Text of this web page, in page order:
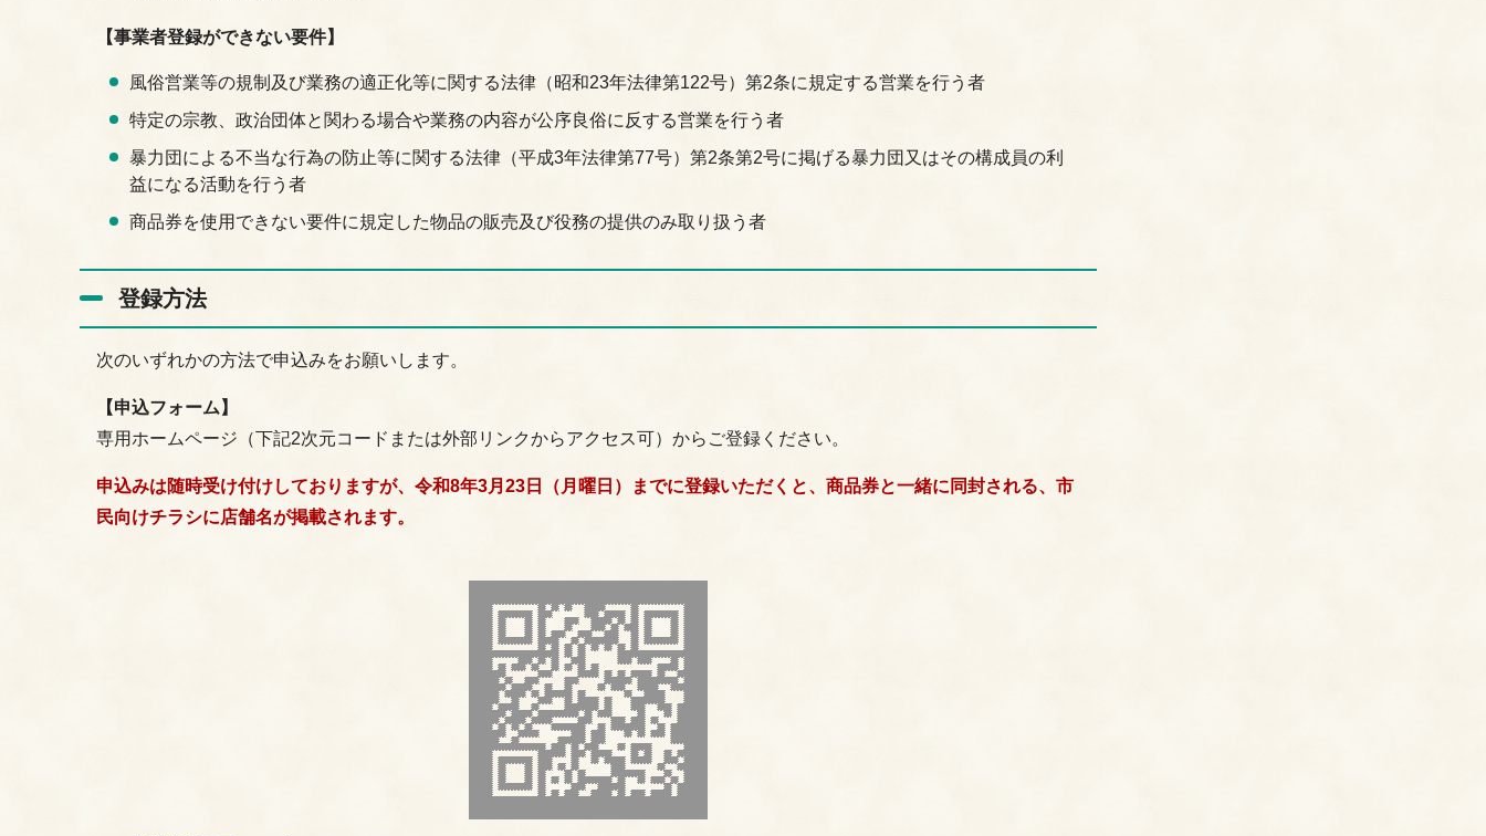
【事業者登録ができない要件】
風俗営業等の規制及び業務の適正化等に関する法律（昭和23年法律第122号）第2条に規定する営業を行う者
特定の宗教、政治団体と関わる場合や業務の内容が公序良俗に反する営業を行う者
暴力団による不当な行為の防止等に関する法律（平成3年法律第77号）第2条第2号に掲げる暴力団又はその構成員の利
益になる活動を行う者
商品券を使用できない要件に規定した物品の販売及び役務の提供のみ取り扱う者
登録方法
次のいずれかの方法で申込みをお願いします。
【申込フォーム】
専用ホームページ（下記2次元コードまたは外部リンクからアクセス可）からご登録ください。
申込みは随時受け付けしておりますが、令和8年3月23日（月曜日）までに登録いただくと、商品券と一緒に同封される、市
民向けチラシに店舗名が掲載されます。